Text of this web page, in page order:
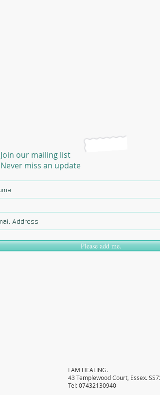
Join our mailing list
Never miss an update
Please add me.
I AM HEALING.
43 Templewood Court, Essex.
Tel: 07432130940